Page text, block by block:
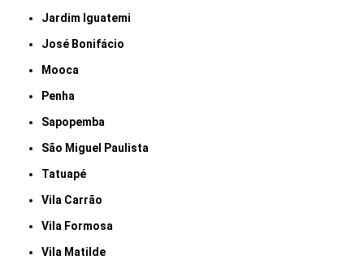
Jardim Iguatemi
José Bonifácio
Mooca
Penha
Sapopemba
São Miguel Paulista
Tatuapé
Vila Carrão
Vila Formosa
Vila Matilde